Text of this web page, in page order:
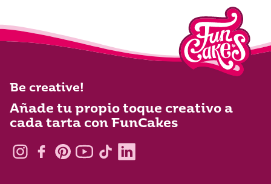
Be creative!
Añade tu propio toque creativo a
cada tarta con FunCakes